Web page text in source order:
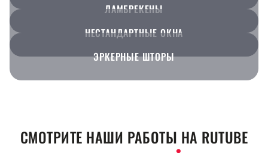
ЛАМБРЕКЕНЫ
НЕСТАНДАРТНЫЕ ОКНА
ЭРКЕРНЫЕ ШТОРЫ
СМОТРИТЕ НАШИ РАБОТЫ НА RUTUBE